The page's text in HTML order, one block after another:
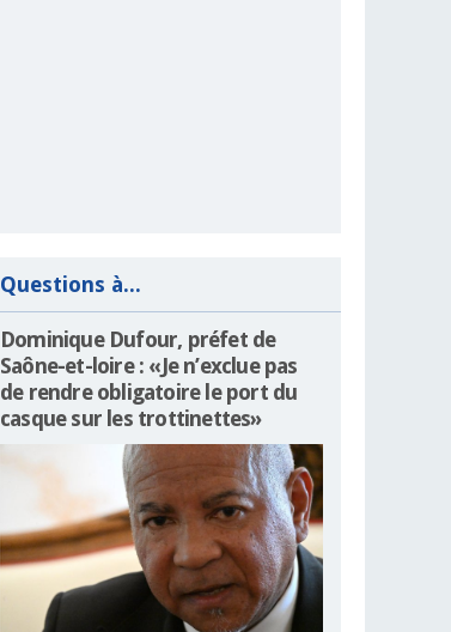
Questions à...
Dominique Dufour, préfet de
Saône-et-loire : «Je n’exclue pas
de rendre obligatoire le port du
casque sur les trottinettes»